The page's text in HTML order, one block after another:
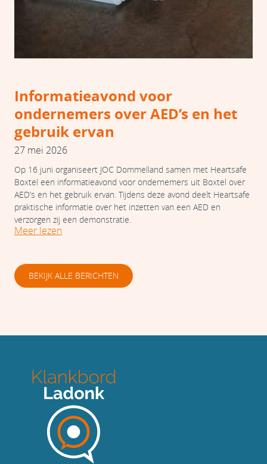
Informatieavond voor
ondernemers over AED’s en het
gebruik ervan
27 mei 2026
Op 16 juni organiseert JOC Dommelland samen met Heartsafe
Boxtel een informatieavond voor ondernemers uit Boxtel over
AED’s en het gebruik ervan. Tijdens deze avond deelt Heartsafe
praktische informatie over het inzetten van een AED en
verzorgen zij een demonstratie.
Meer lezen
BEKIJK ALLE BERICHTEN